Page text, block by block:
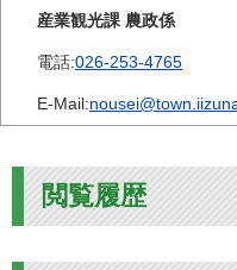
産業観光課 農政係
電話:026-253-4765
E-Mail:
閲覧履歴